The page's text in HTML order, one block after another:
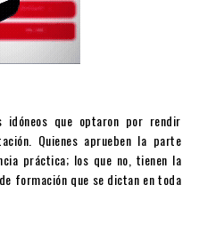
que optaron por rendir
Quienes aprueben la parte
práctica; los que no, tienen la
formación que se dictan en toda